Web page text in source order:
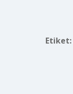
Etiket: